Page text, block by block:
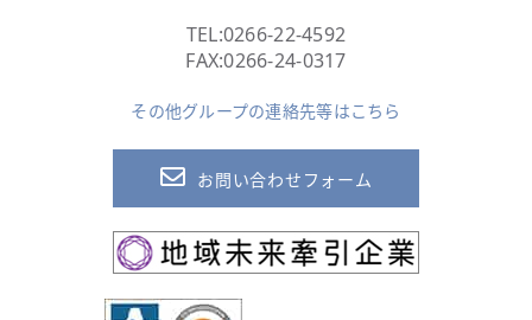
TEL:0266-22-4592
FAX:0266-24-0317
その他グループの連絡先等はこちら
お問い合わせフォーム